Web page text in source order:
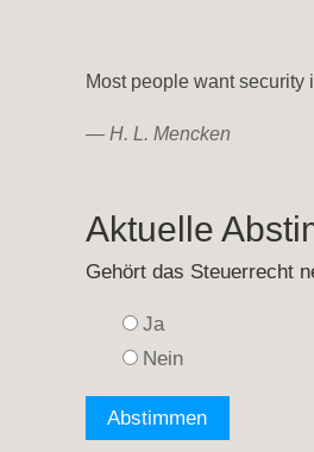
Most people want security
— H. L. Mencken
Aktuelle
Gehört das Steuerrecht
Ja
Nein